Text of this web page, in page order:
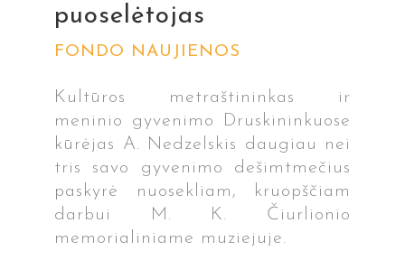
puoselėtojas
FONDO NAUJIENOS
Kultūros metraštininkas ir
meninio gyvenimo Druskininkuose
kūrėjas A. Nedzelskis daugiau nei
tris savo gyvenimo dešimtmečius
paskyrė nuosekliam, kruopščiam
darbui M. K. Čiurlionio
memorialiniame muziejuje.